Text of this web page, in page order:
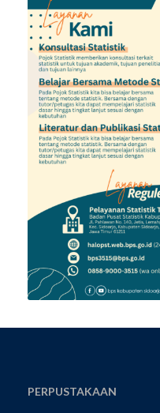
PERPUSTAKAAN